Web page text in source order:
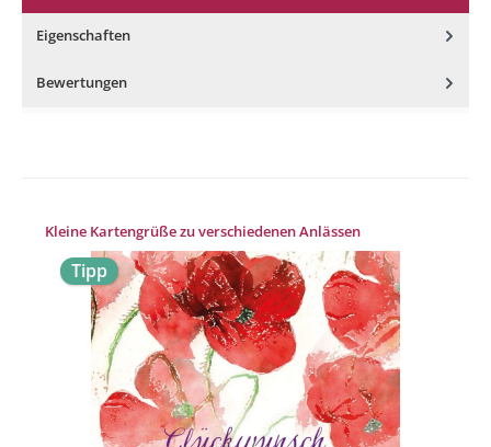
Eigenschaften
Bewertungen
Produktgalerie überspringen
Kleine Kartengrüße zu verschiedenen Anlässen
Tipp